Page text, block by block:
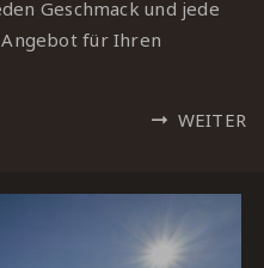
Geschmack und jede
Angebot für Ihren
WEITER